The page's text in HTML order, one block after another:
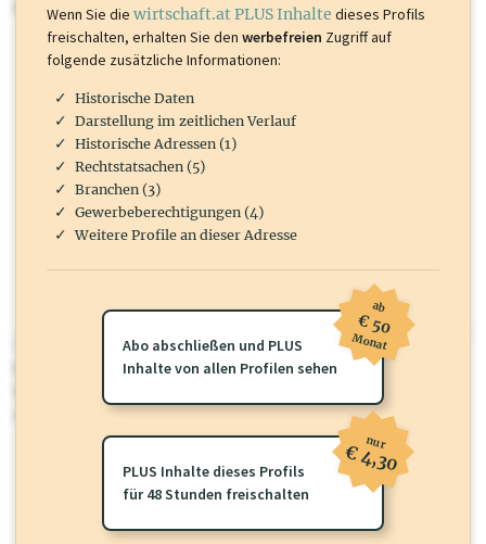
mehr.
wirtschaft.at PLUS
Für dieses Profil gibt es zusätzlichewirtschaft.at PLUS Inhalte
oder loggen Sie sich ein um diese Inhalte zu sehen.
Wenn Sie die wirtschaft.at PLUS Inhalte dieses Profils
freischalten, erhalten Sie den werbefreien Zugriff auf
folgende zusätzliche Informationen:
Historische Daten
Darstellung im zeitlichen Verlauf
Historische Adressen (1)
Rechtstatsachen (5)
Branchen (3)
Gewerbeberechtigungen (4)
Weitere Profile an dieser Adresse
Abo abschließen und PLUS
Inhalte von allen Profilen sehen
ab
€ 50
Monat
PLUS Inhalte dieses Profils
für 48 Stunden freischalten
nur
€ 4,30